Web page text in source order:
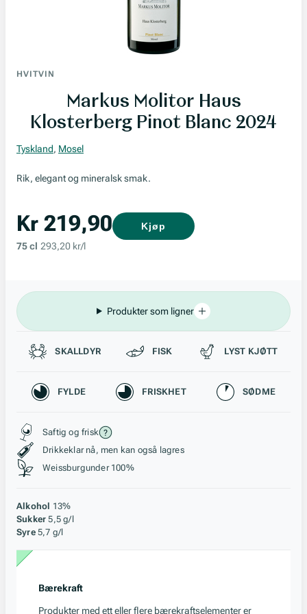
HVITVIN
Markus Molitor Haus
Klosterberg Pinot Blanc 2024
Tyskland, Mosel
Rik, elegant og mineralsk smak.
Kr 219,90
75 cl 293,20 kr/l
Kjøp
Produkter som ligner
Passer til
SKALLDYR FISK LYST KJØTT
Karakteristikk
FYLDE FRISKHET SØDME
Stil, lagring og råstoff
Saftig og frisk
Drikkeklar nå, men kan også lagres
Weissburgunder 100%
Alkohol 13%
Sukker 5,5 g/l
Syre 5,7 g/l
Bærekraft
Produkter med ett eller flere bærekraftselementer er